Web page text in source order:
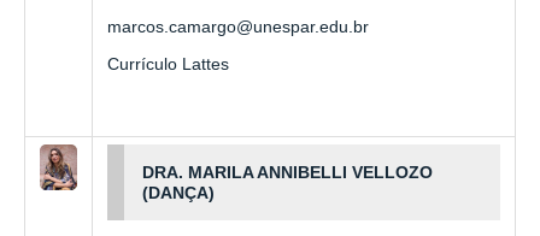
marcos.camargo@unespar.edu.br
Currículo Lattes
DRA. MARILA ANNIBELLI VELLOZO
(DANÇA)